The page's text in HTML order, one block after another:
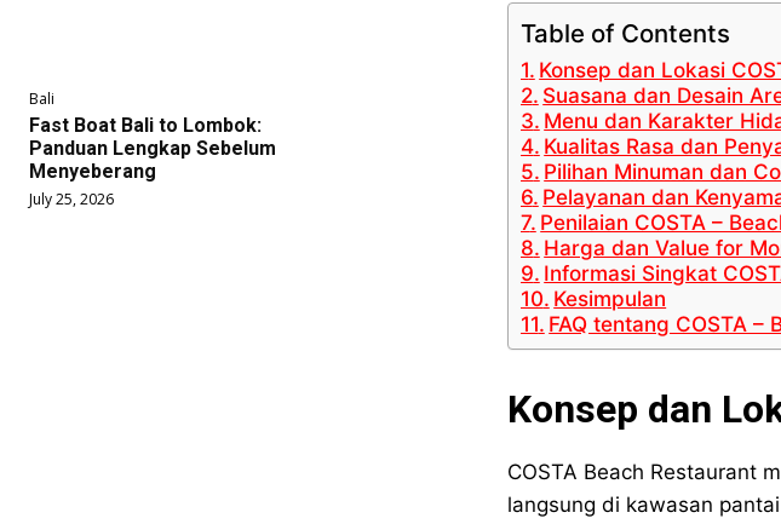
Bali
Fast Boat Bali to Lombok:
Panduan Lengkap Sebelum
Menyeberang
July 25, 2026
Table of Contents
Konsep dan Lokasi
Suasana dan Desain
Menu dan Karakter
Kualitas Rasa dan
Pilihan Minuman dan
Pelayanan dan
Penilaian COSTA –
Harga dan Value for
Informasi Singkat
Kesimpulan
FAQ tentang COSTA –
Konsep dan
COSTA Beach Restaurant
langsung di kawasan